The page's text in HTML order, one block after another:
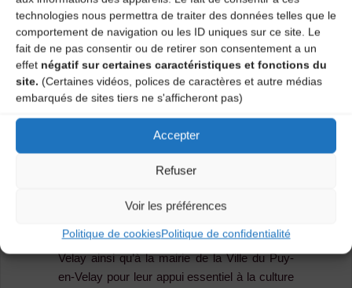
technologies nous permettra de traiter des données telles que le
comportement de navigation ou les ID uniques sur ce site. Le
fait de ne pas consentir ou de retirer son consentement a un
effet négatif sur certaines caractéristiques et fonctions du
site. (Certaines vidéos, polices de caractères et autre médias
embarqués de sites tiers ne s'afficheront pas)
Accepter
Refuser
Voir les préférences
Politique de cookiesPolitique de confidentialité
incroyable
Aux artistes, qui nous ont fait vibrer,
danser, rêver
Aux stagiaires et au public qui est venu
nombreux encore cette année
À nos partenaires fidèles, sans qui rien ne
À Agence des Musiques des Territoires
d’Auvergne – AMTA, pour son soutien et sa
À la Région Auvergne-Rhône-Alpes, au
Communauté d’agglomération du Puy-en-
Velay ainsi qu’à la mairie de la Ville du Puy-
en-Velay pour leur appui essentiel à la culture